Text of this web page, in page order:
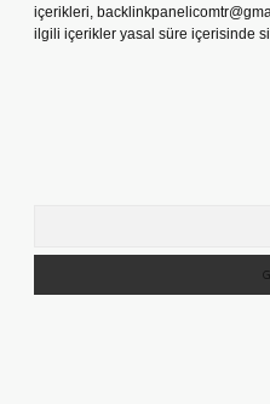
içerikleri,
ilgili içerikler yasal süre içerisinde